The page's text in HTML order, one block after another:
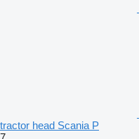
tractor head Scania P